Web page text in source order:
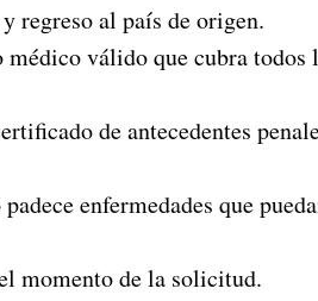
regreso al país de origen.
médico válido que cubra todos
de antecedentes
enfermedades que
momento de la solicitud.